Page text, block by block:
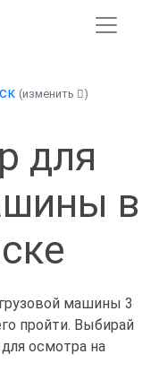
(изменить )
для
в
машины 3
пройти. Выбирай
осмотра на